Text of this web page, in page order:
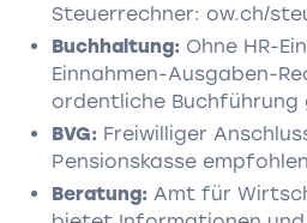
Steuerrechner: ow.ch/
Buchhaltung: Ohne HR-
Einnahmen-Ausgaben-
ordentliche Buchführung
BVG: Freiwilliger
Pensionskasse
Beratung: Amt für